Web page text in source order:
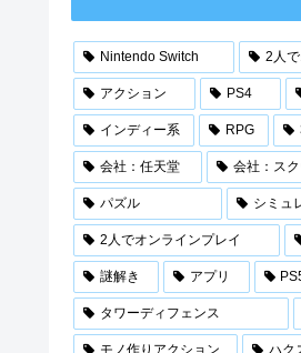
Nintendo Switch 2人
アクション PS4
インディー系 RPG
会社：任天堂 会社：ス
パズル シミュ
2人でオンラインプレイ
謎解き アプリ
タワーディフェンス
モノ作りアクション ハク